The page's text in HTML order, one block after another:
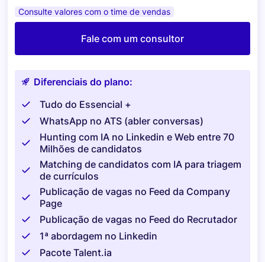
Consulte valores com o time de vendas
Fale com um consultor
Diferenciais do plano:
Tudo do Essencial +
WhatsApp no ATS (abler conversas)
Hunting com IA no Linkedin e Web entre 70
Milhões de candidatos
Matching de candidatos com IA para triagem
de currículos
Publicação de vagas no Feed da Company
Page
Publicação de vagas no Feed do Recrutador
1ª abordagem no Linkedin
Pacote Talent.ia